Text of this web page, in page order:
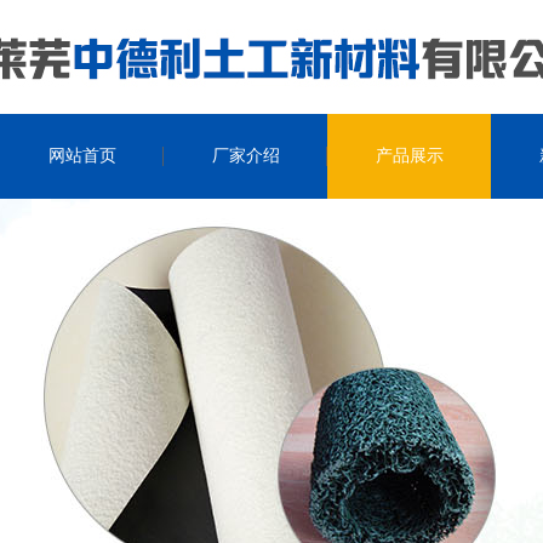
网站首页 厂家介绍 产品展示